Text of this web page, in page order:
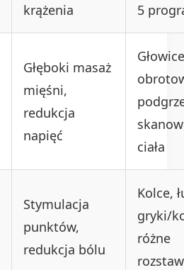
krążenia
5
Głęboki masaż
mięśni,
redukcja
napięć
Głowice
ciała
Stymulacja
punktów,
redukcja bólu
Kolce,
gryki/
różne